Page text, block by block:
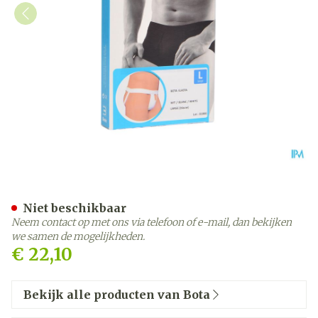
€ 22,10
Niet beschikbaar
Neem contact op met ons via telefoon of e-mail, dan bekijken
we samen de mogelijkheden.
Bekijk alle producten van Bota